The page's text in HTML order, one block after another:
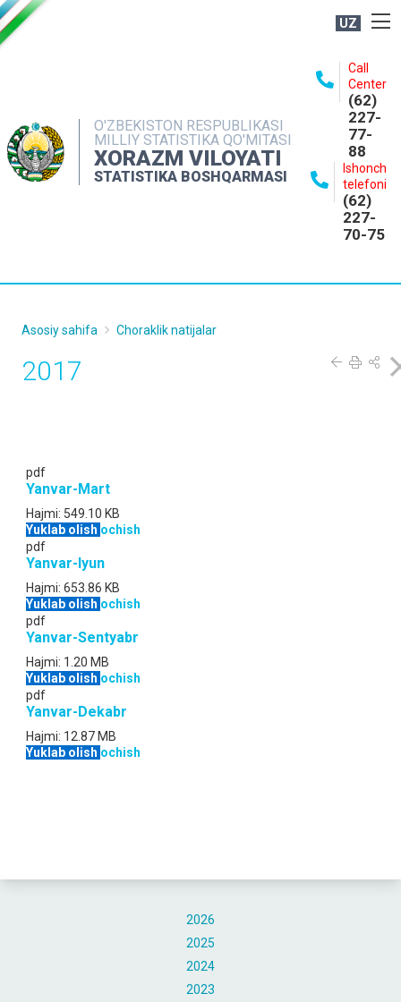
UZ
O'ZBEKISTON RESPUBLIKASI
MILLIY STATISTIKA QO'MITASI
XORAZM VILOYATI
STATISTIKA BOSHQARMASI
Call
Center
(62)
227-
77-
88
Ishonch
telefoni
(62)
227-
70-75
NASHRLAR
INTERAKTIV XIZMATLAR
MATBUOT XIZMATI
2026
2025
2024
2023
Asosiy sahifa Choraklik natijalar
2017
pdf
Yanvar-Mart
Hajmi: 549.10 KB
Yuklab olish ochish
pdf
Yanvar-Iyun
Hajmi: 653.86 KB
Yuklab olish ochish
pdf
Yanvar-Sentyabr
Hajmi: 1.20 MB
Yuklab olish ochish
pdf
Yanvar-Dekabr
Hajmi: 12.87 MB
Yuklab olish ochish